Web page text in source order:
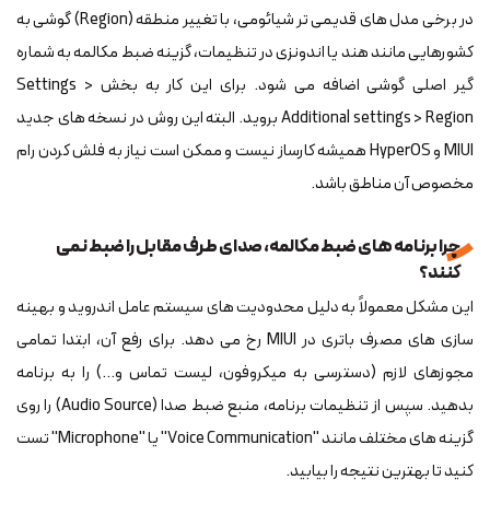
در برخی مدل های قدیمی تر شیائومی، با تغییر منطقه (Region) گوشی به
کشورهایی مانند هند یا اندونزی در تنظیمات، گزینه ضبط مکالمه به شماره
گیر اصلی گوشی اضافه می شود. برای این کار به بخش Settings >
Additional settings > Region بروید. البته این روش در نسخه های جدید
MIUI و HyperOS همیشه کارساز نیست و ممکن است نیاز به فلش کردن رام
مخصوص آن مناطق باشد.
چرا برنامه های ضبط مکالمه، صدای طرف مقابل را ضبط نمی
کنند؟
این مشکل معمولاً به دلیل محدودیت های سیستم عامل اندروید و بهینه
سازی های مصرف باتری در MIUI رخ می دهد. برای رفع آن، ابتدا تمامی
مجوزهای لازم (دسترسی به میکروفون، لیست تماس و...) را به برنامه
بدهید. سپس از تنظیمات برنامه، منبع ضبط صدا (Audio Source) را روی
گزینه های مختلف مانند "Voice Communication" یا "Microphone" تست
کنید تا بهترین نتیجه را بیابید.